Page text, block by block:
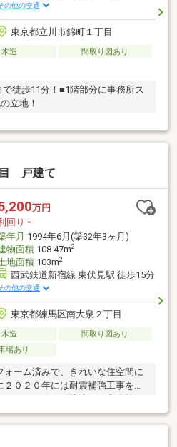
の他の交通
東京都立川市錦町１丁目
木造
間取り図あり
徒歩11分！■1階部分に事務所ス
立地！
目 戸建て
万円
回り -
年月 1994年6月(築32年3ヶ月)
物面積108.47m2
地面積103m2
西武鉄道新宿線 東伏見駅 徒歩15分
の他の交通
東京都練馬区南大泉２丁目
木造
間取り図あり
場あり
ォーム済みで、きれいな住空間に
０２０年には耐震補強工事を実